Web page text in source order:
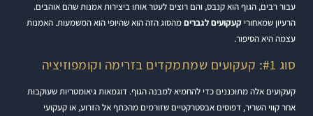
עבור רבים, הגוף הוא קנבס, והם רוצים לעטר אותו ביצירות אמנות שהם אוהבים.
הרעיון שמאחוריקעקועים לגבריםמהסוג הזה הוא שהיופי הוא המשמעות. האמנות
עצמה היא הסיפור.
סוג #1: קעקועים שמתמקדים בזרימה וקומפוזיציה
קעקועים אלה מתוכננים כדי להחמיא למבנה הגוף. דוגמאות גיאומטריות שעוקבות
אחר קווי השריר, דפוסים אבסטרקטיים שזורמים מהכתף אל הזרוע, או קעקועי